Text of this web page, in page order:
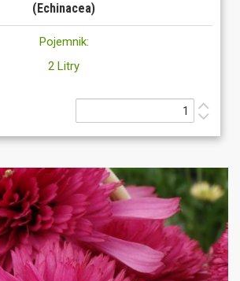
(Echinacea)
Pojemnik:
2 Litry